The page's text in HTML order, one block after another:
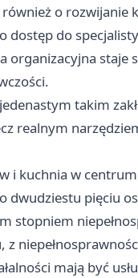
o
dostęp do
organizacyjna staje
takim
realnym
i kuchnia w centrum
dwudziestu pięciu
stopniem
mają być